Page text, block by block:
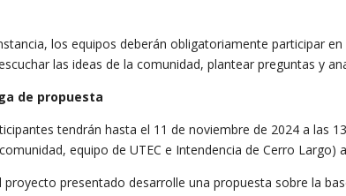
los equipos deberán obligatoriamente participar
las ideas de la comunidad, plantear preguntas y
de propuesta
tendrán hasta el 11 de noviembre de 2024 a las
equipo de UTEC e Intendencia de Cerro Largo)
proyecto presentado desarrolle una propuesta sobre la